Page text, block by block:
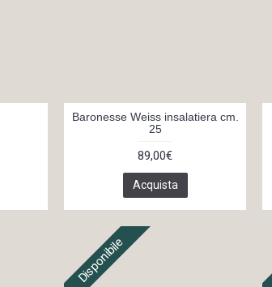
Baronesse Weiss insalatiera cm.
25
89,00€
Acquista
Disponibile